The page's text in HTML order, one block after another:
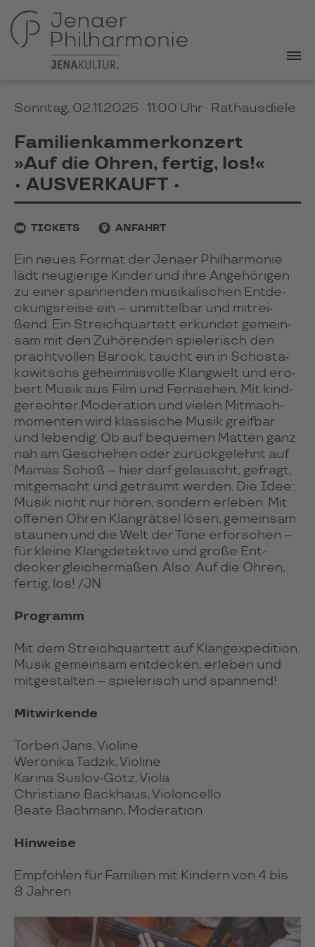
Sonntag, 02.11.2025 · 11:00 Uhr · Rathausdiele
Familienkammerkonzert
»Auf die Ohren, fertig, los!«
• AUSVERKAUFT •
TICKETS ANFAHRT
Ein neues For­mat der Jenaer Phil­har­mo­nie
lädt neu­gie­rige Kin­der und ihre Ange­hö­ri­gen
zu einer span­nen­den musi­ka­li­schen Ent­de­
ckungs­reise ein – unmit­tel­bar und mit­rei­
ßend. Ein Streich­quar­tett erkun­det gemein­
sam mit den Zuhö­ren­den spie­le­risch den
pracht­vol­len Barock, taucht ein in Schos­ta­
ko­witschs geheim­nis­volle Klan­gwelt und ero­
bert Musik aus Film und Fern­se­hen. Mit kind­
ge­rech­ter Mode­ra­tion und vie­len Mit­mach­
mo­men­ten wird klas­si­sche Musik greif­bar
und leben­dig. Ob auf beque­men Mat­ten ganz
nah am Gesche­hen oder zurück­ge­lehnt auf
Mamas Schoß – hier darf ge­lauscht, ge­fragt,
mit­ge­macht und geträumt wer­den. Die Idee:
Musik nicht nur hören, son­dern erle­ben. Mit
offe­nen Ohren Klang­rät­sel lösen, gemein­sam
stau­nen und die Welt der Töne erfor­schen –
für kleine Klang­de­tek­tive und große Ent­
decker glei­cher­ma­ßen. Also: Auf die Ohren,
fer­tig, los! /JN
Programm
Mit dem Streich­quar­tett auf Klang­ex­pe­di­tion.
Musik gemein­sam ent­de­cken, erle­ben und
mit­ge­stal­ten – spie­le­risch und span­nend!
Mitwirkende
Torben Jans, Violine
Weronika Tadzik, Violine
Karina Suslov-Götz, Viola
Christiane Backhaus, Violoncello
Beate Bachmann, Moderation
Hinweise
Empfohlen für Familien mit Kindern von 4 bis
8 Jahren